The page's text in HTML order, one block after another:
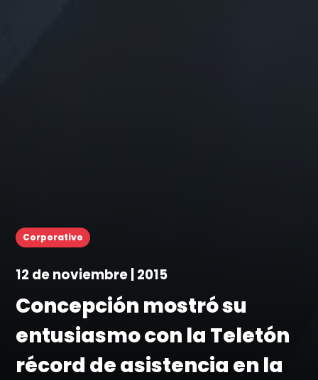
Corporativo
12 de noviembre | 2015
Concepción mostró su
entusiasmo con la Teletón
récord de asistencia en la